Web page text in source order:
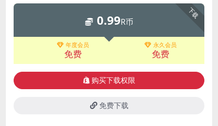
下载
0.99R币
年度会员
免费
永久会员
免费
购买下载权限
免费下载